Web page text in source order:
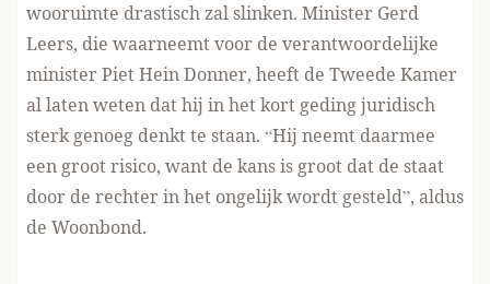
wooruimte drastisch zal slinken. Minister Gerd
Leers, die waarneemt voor de verantwoordelijke
minister Piet Hein Donner, heeft de Tweede Kamer
al laten weten dat hij in het kort geding juridisch
sterk genoeg denkt te staan. “Hij neemt daarmee
een groot risico, want de kans is groot dat de staat
door de rechter in het ongelijk wordt gesteld”, aldus
de Woonbond.